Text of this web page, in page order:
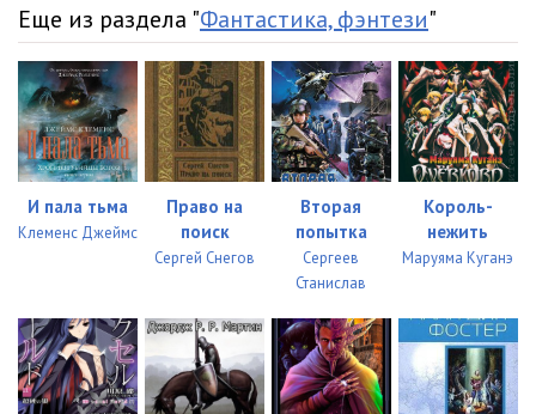
Еще из раздела "Фантастика, фэнтези"
И пала тьма
Клеменс Джеймс
Право на
поиск
Сергей Снегов
Вторая
попытка
Сергеев
Станислав
Король-
нежить
Маруяма Куганэ